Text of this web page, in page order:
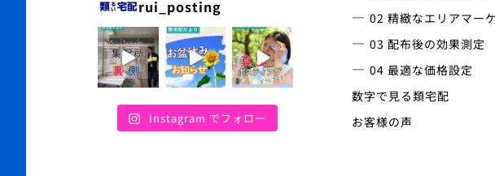
rui_posting
Instagram でフォロー
― 02 精緻なエリアマー
― 03 配布後の効果測定
― 04 最適な価格設定
数字で見る類宅配
お客様の声